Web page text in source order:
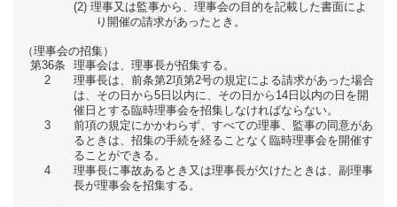
理事又は監事から、理事会の目的を記載した書面によ
り開催の請求があったとき。
（理事会の招集）
第36条
理事会は、理事長が招集する。
2
理事長は、前条第2項第2号の規定による請求があった場合
は、その日から5日以内に、その日から14日以内の日を開
催日とする臨時理事会を招集しなければならない。
3
前項の規定にかかわらず、すべての理事、監事の同意があ
るときは、招集の手続を経ることなく臨時理事会を開催す
ることができる。
4
理事長に事故あるとき又は理事長が欠けたときは、副理事
長が理事会を招集する。